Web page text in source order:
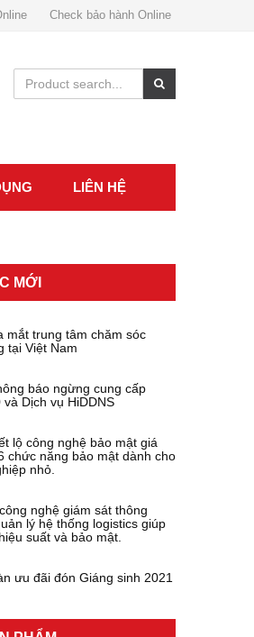
Check bảo hành Online
LIÊN HỆ
MỚI
mắt trung tâm chăm sóc
tại Việt Nam
báo ngừng cung cấp
và Dịch vụ HiDDNS
lộ công nghệ bảo mật giá
chức năng bảo mật dành cho
nhỏ.
nghệ giám sát thông
lý hệ thống logistics giúp
suất và bảo mật.
ưu đãi đón Giáng sinh 2021